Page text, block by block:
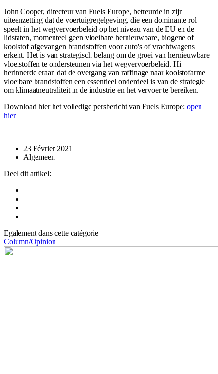
John Cooper, directeur van Fuels Europe, betreurde in zijn
uiteenzetting dat de voertuigregelgeving, die een dominante rol
speelt in het wegvervoerbeleid op het niveau van de EU en de
lidstaten, momenteel geen vloeibare hernieuwbare, biogene of
koolstof afgevangen brandstoffen voor auto's of vrachtwagens
erkent. Het is van strategisch belang om de groei van hernieuwbare
vloeistoffen te ondersteunen via het wegvervoerbeleid. Hij
herinnerde eraan dat de overgang van raffinage naar koolstofarme
vloeibare brandstoffen een essentieel onderdeel is van de strategie
om klimaatneutraliteit in de industrie en het vervoer te bereiken.
Download hier het volledige persbericht van Fuels Europe: open
hier
23 Février 2021
Algemeen
Deel dit artikel:
Egalement dans cette catégorie
Column/Opinion